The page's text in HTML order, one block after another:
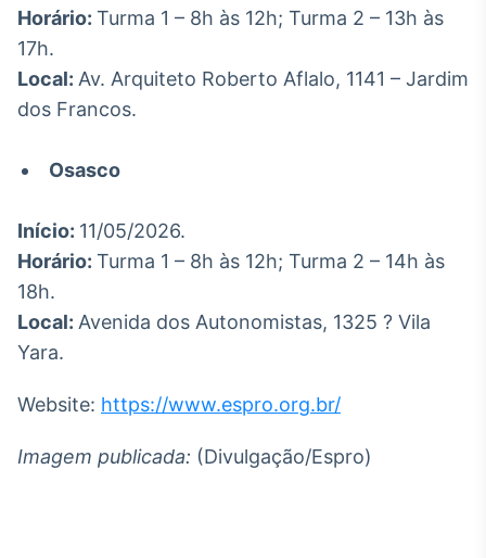
Horário: Turma 1 – 8h às 12h; Turma 2 – 13h às
17h.
Local: Av. Arquiteto Roberto Aflalo, 1141 – Jardim
dos Francos.
Osasco
Início: 11/05/2026.
Horário: Turma 1 – 8h às 12h; Turma 2 – 14h às
18h.
Local: Avenida dos Autonomistas, 1325 ? Vila
Yara.
Website: https://www.espro.org.br/
Imagem publicada: (Divulgação/Espro)